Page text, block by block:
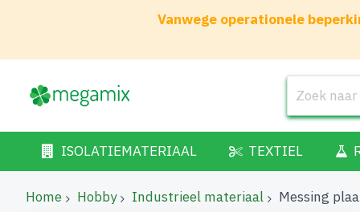
Vanwege operationele
ISOLATIEMATERIAAL TEXTIEL
Home Hobby Industrieel materiaal Messing